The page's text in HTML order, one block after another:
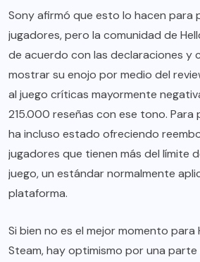
Sony afirmó que esto lo hacen para
jugadores, pero la comunidad de
de acuerdo con las declaraciones y
mostrar su enojo por medio del
al juego críticas mayormente
215.000 reseñas con ese tono. Para
ha incluso estado ofreciendo
jugadores que tienen más del límite
juego, un estándar normalmente
plataforma.
Si bien no es el mejor momento para
Steam, hay optimismo por una